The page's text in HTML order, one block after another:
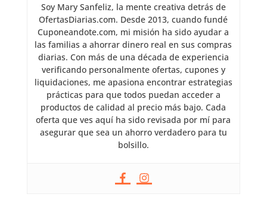
Soy Mary Sanfeliz, la mente creativa detrás de
OfertasDiarias.com. Desde 2013, cuando fundé
Cuponeandote.com, mi misión ha sido ayudar a
las familias a ahorrar dinero real en sus compras
diarias. Con más de una década de experiencia
verificando personalmente ofertas, cupones y
liquidaciones, me apasiona encontrar estrategias
prácticas para que todos puedan acceder a
productos de calidad al precio más bajo. Cada
oferta que ves aquí ha sido revisada por mí para
asegurar que sea un ahorro verdadero para tu
bolsillo.